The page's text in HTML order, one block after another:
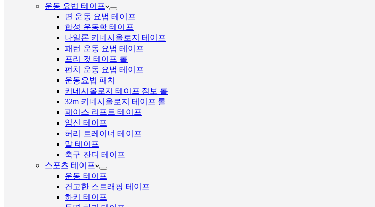
운동 요법 테이프
면 운동 요법 테이프
합성 운동학 테이프
나일론 키네시올로지 테이프
패턴 운동 요법 테이프
프리 컷 테이프 롤
펀치 운동 요법 테이프
운동요법 패치
키네시올로지 테이프 점보 롤
32m 키네시올로지 테이프 롤
페이스 리프트 테이프
임신 테이프
허리 트레이너 테이프
말 테이프
축구 잔디 테이프
스포츠 테이프
운동 테이프
견고한 스트래핑 테이프
하키 테이프